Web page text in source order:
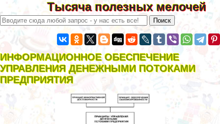
Тысяча полезных мелочей
ИНФОРМАЦИОННОЕ ОБЕСПЕЧЕНИЕ
УПРАВЛЕНИЯ ДЕНЕЖНЫМИ ПОТОКАМИ
ПРЕДПРИЯТИЯ